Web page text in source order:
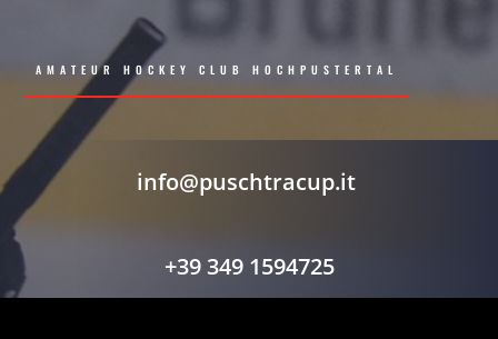
AMATEUR HOCKEY CLUB HOCHPUSTERTAL
info@puschtracup.it
+39 349 1594725